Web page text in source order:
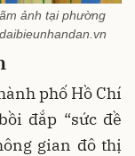
ảnh tại phường
phố Hồ Chí
đắp “sức đề
gian đô thị